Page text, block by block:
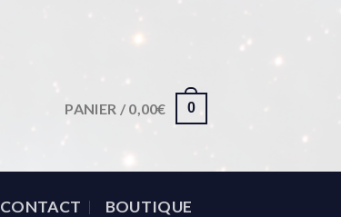
PANIER / 0,00€ 0
CONTACT BOUTIQUE